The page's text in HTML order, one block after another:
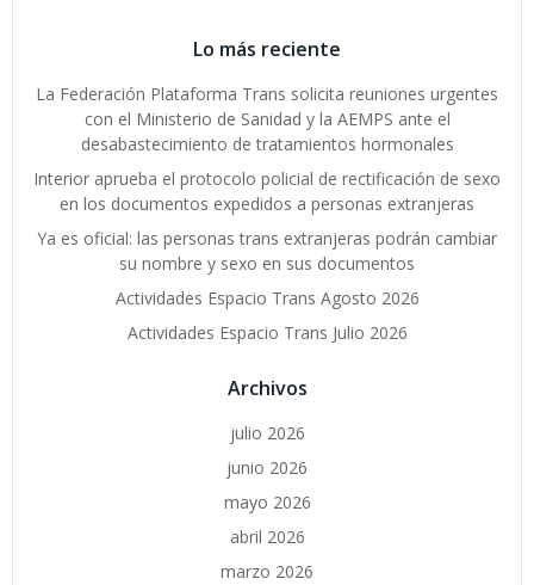
Lo más reciente
La Federación Plataforma Trans solicita reuniones urgentes
con el Ministerio de Sanidad y la AEMPS ante el
desabastecimiento de tratamientos hormonales
Interior aprueba el protocolo policial de rectificación de sexo
en los documentos expedidos a personas extranjeras
Ya es oficial: las personas trans extranjeras podrán cambiar
su nombre y sexo en sus documentos
Actividades Espacio Trans Agosto 2026
Actividades Espacio Trans Julio 2026
Archivos
julio 2026
junio 2026
mayo 2026
abril 2026
marzo 2026